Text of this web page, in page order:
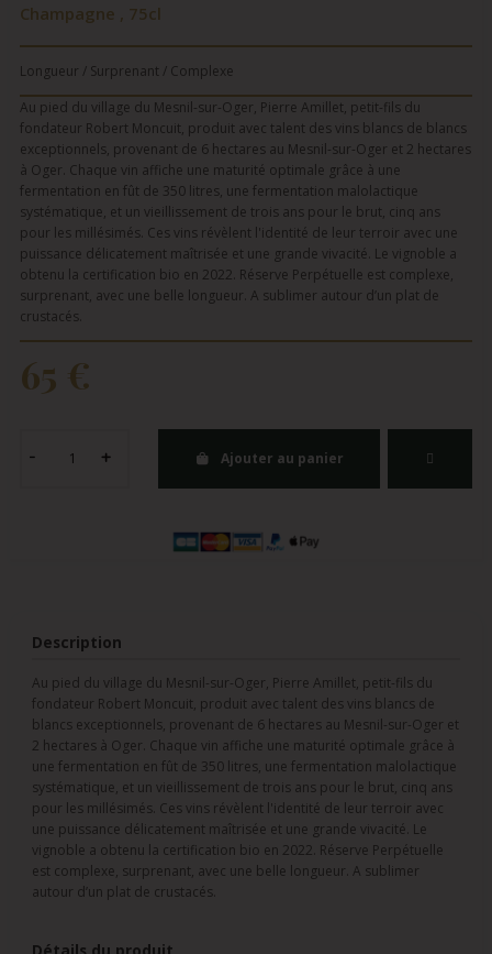
Champagne , 75cl
Longueur / Surprenant / Complexe
Au pied du village du Mesnil-sur-Oger, Pierre Amillet, petit-fils du
fondateur Robert Moncuit, produit avec talent des vins blancs de blancs
exceptionnels, provenant de 6 hectares au Mesnil-sur-Oger et 2 hectares
à Oger. Chaque vin affiche une maturité optimale grâce à une
fermentation en fût de 350 litres, une fermentation malolactique
systématique, et un vieillissement de trois ans pour le brut, cinq ans
pour les millésimés. Ces vins révèlent l'identité de leur terroir avec une
puissance délicatement maîtrisée et une grande vivacité. Le vignoble a
obtenu la certification bio en 2022. Réserve Perpétuelle est complexe,
surprenant, avec une belle longueur. A sublimer autour d’un plat de
crustacés.
65 €
Ajouter au panier
Description
Au pied du village du Mesnil-sur-Oger, Pierre Amillet, petit-fils du
fondateur Robert Moncuit, produit avec talent des vins blancs de
blancs exceptionnels, provenant de 6 hectares au Mesnil-sur-Oger et
2 hectares à Oger. Chaque vin affiche une maturité optimale grâce à
une fermentation en fût de 350 litres, une fermentation malolactique
systématique, et un vieillissement de trois ans pour le brut, cinq ans
pour les millésimés. Ces vins révèlent l'identité de leur terroir avec
une puissance délicatement maîtrisée et une grande vivacité. Le
vignoble a obtenu la certification bio en 2022. Réserve Perpétuelle
est complexe, surprenant, avec une belle longueur. A sublimer
autour d’un plat de crustacés.